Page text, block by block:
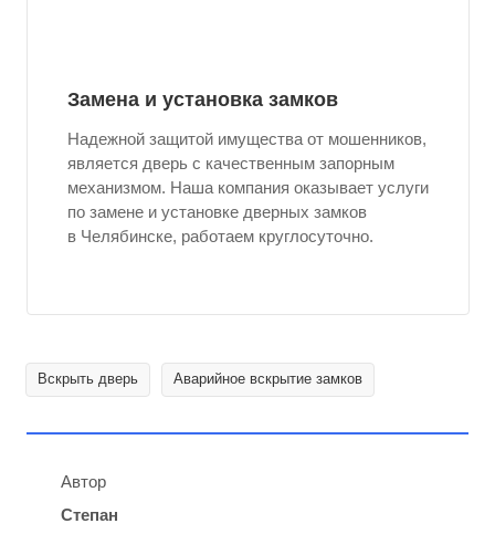
Замена и установка замков
Надежной защитой имущества от мошенников,
является дверь с качественным запорным
механизмом. Наша компания оказывает услуги
по замене и установке дверных замков
в Челябинске, работаем круглосуточно.
Вскрыть дверь Аварийное вскрытие замков
Автор
Степан